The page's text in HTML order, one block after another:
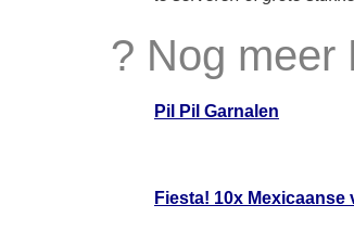
? Nog meer
Pil Pil Garnalen
Fiesta! 10x